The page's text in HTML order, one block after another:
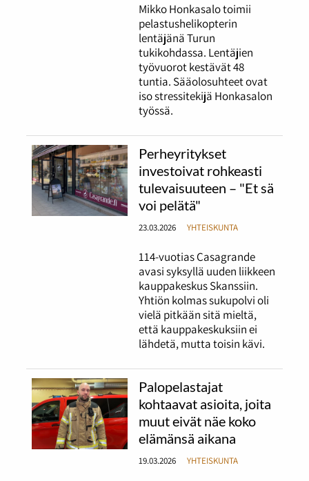
Mikko Honkasalo toimii
pelastushelikopterin
lentäjänä Turun
tukikohdassa. Lentäjien
työvuorot kestävät 48
tuntia. Sääolosuhteet ovat
iso stressitekijä Honkasalon
työssä.
Perheyritykset
investoivat rohkeasti
tulevaisuuteen – "Et sä
voi pelätä"
23.03.2026 YHTEISKUNTA
114-vuotias Casagrande
avasi syksyllä uuden liikkeen
kauppakeskus Skanssiin.
Yhtiön kolmas sukupolvi oli
vielä pitkään sitä mieltä,
että kauppakeskuksiin ei
lähdetä, mutta toisin kävi.
Palopelastajat
kohtaavat asioita, joita
muut eivät näe koko
elämänsä aikana
19.03.2026 YHTEISKUNTA